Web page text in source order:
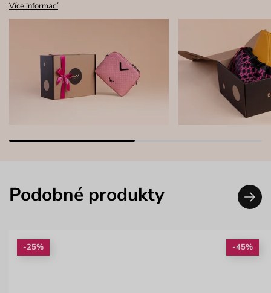
Více informací
Podobné produkty
-25% -45%